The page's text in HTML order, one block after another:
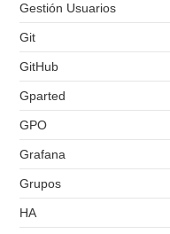
Gestión Usuarios
Git
GitHub
Gparted
GPO
Grafana
Grupos
HA